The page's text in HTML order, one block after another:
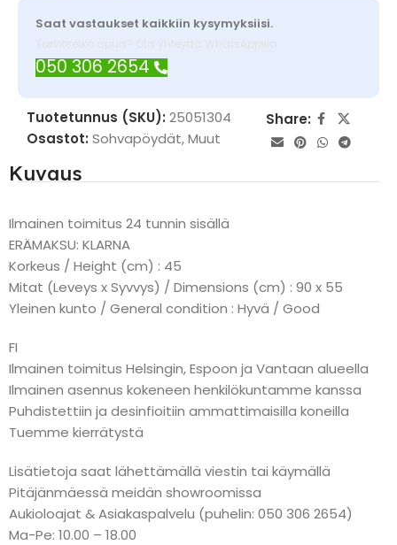
Saat vastaukset kaikkiin kysymyksiisi.
Tarvitsetko apua? Ota yhteyttä WhatsAppilla
050 306 2654
Tuotetunnus (SKU): 25051304
Osastot: Sohvapöydät,Muut
Share:
Kuvaus
Ilmainen toimitus 24 tunnin sisällä
ERÄMAKSU: KLARNA
Korkeus / Height (cm) : 45
Mitat (Leveys x Syvvys) / Dimensions (cm) : 90 x 55
Yleinen kunto / General condition : Hyvä / Good
FI
Ilmainen toimitus Helsingin, Espoon ja Vantaan alueella
Ilmainen asennus kokeneen henkilökuntamme kanssa
Puhdistettiin ja desinfioitiin ammattimaisilla koneilla
Tuemme kierrätystä
Lisätietoja saat lähettämällä viestin tai käymällä
Pitäjänmäessä meidän showroomissa
Aukioloajat & Asiakaspalvelu (puhelin: 050 306 2654)
Ma-Pe: 10.00 – 18.00